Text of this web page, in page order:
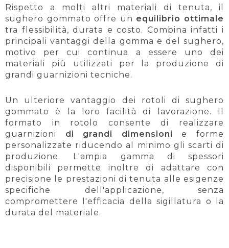
Rispetto a molti altri materiali di tenuta, il
sughero gommato offre un equilibrio ottimale
tra flessibilità, durata e costo. Combina infatti i
principali vantaggi della gomma e del sughero,
motivo per cui continua a essere uno dei
materiali più utilizzati per la produzione di
grandi guarnizioni tecniche.
Un ulteriore vantaggio dei rotoli di sughero
gommato è la loro facilità di lavorazione. Il
formato in rotolo consente di realizzare
guarnizioni di grandi dimensioni e forme
personalizzate riducendo al minimo gli scarti di
produzione. L'ampia gamma di spessori
disponibili permette inoltre di adattare con
precisione le prestazioni di tenuta alle esigenze
specifiche dell'applicazione, senza
compromettere l'efficacia della sigillatura o la
durata del materiale.